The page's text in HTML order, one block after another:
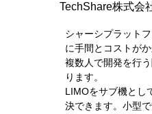
TechShare株式
シャーシプラット
に手間とコストが
複数人で開発を行
ります。
LIMOをサブ機とし
決できます。小型